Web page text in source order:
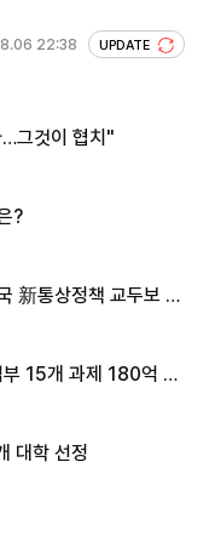
22:38 UPDATE
그것이 협치"
?
新통상정책 교두보 활
15개 과제 180억 지
대학 선정